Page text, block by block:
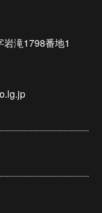
滝1798番地1